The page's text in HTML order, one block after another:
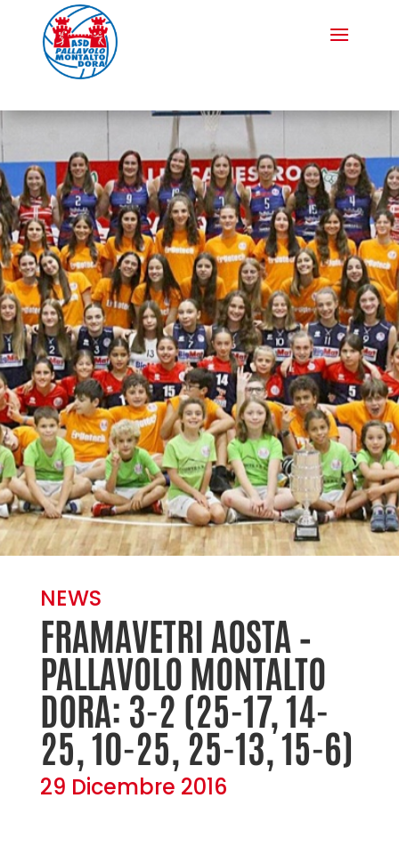
NEWS
FRAMAVETRI AOSTA –
PALLAVOLO MONTALTO
DORA: 3-2 (25-17, 14-
25, 10-25, 25-13, 15-6)
29 Dicembre 2016